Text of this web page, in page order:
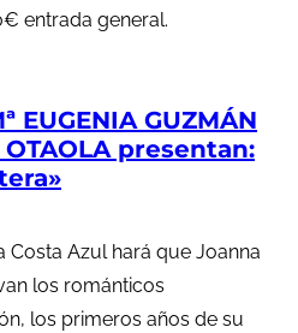
entrada general.
EUGENIA GUZMÁN
OTAOLA presentan:
Costa Azul hará que Joanna
los románticos
los primeros años de su